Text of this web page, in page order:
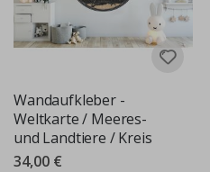
Wandaufkleber -
Weltkarte / Meeres-
und Landtiere / Kreis
34,00 €